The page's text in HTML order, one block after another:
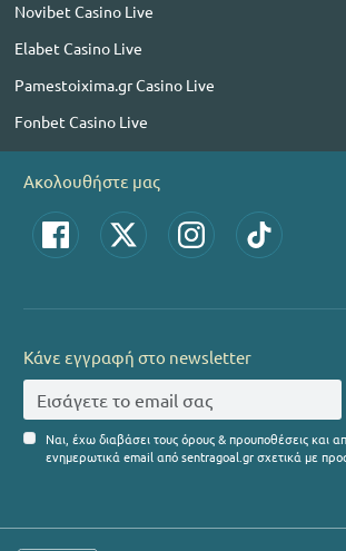
Novibet Casino Live
Elabet Casino Live
Pamestoixima.gr Casino Live
Fonbet Casino Live
Ακολουθήστε μας
Κάνε εγγραφή στο newsletter
Ναι, έχω διαβάσει τους όρους & προυποθέσεις και
ενημερωτικά email από sentragoal.gr σχετικά με